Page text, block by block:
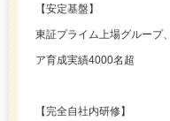
【安定基盤】
東証プライム上場グループ
ア育成実績4000名超
【完全自社内研修】